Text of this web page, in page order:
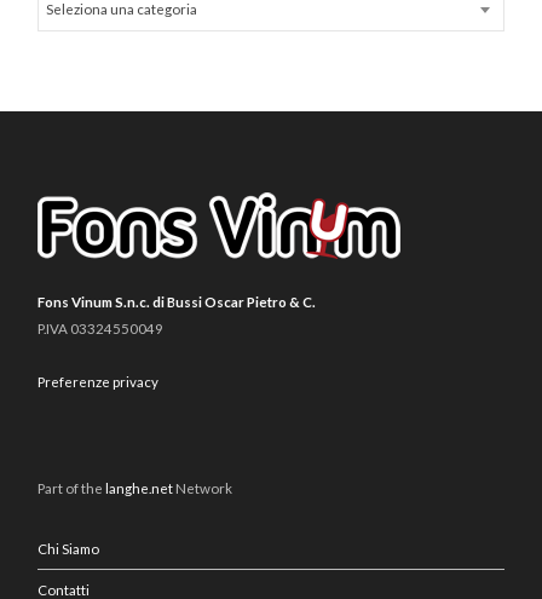
Seleziona una categoria
Fons Vinum S.n.c. di Bussi Oscar Pietro & C.
P.IVA 03324550049
Preferenze privacy
Part of the langhe.net Network
Chi Siamo
Contatti